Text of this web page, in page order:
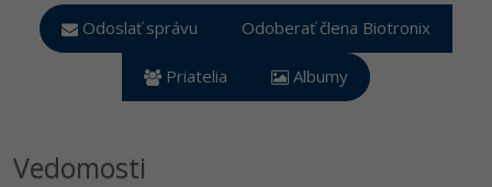
Algoritmy
Umelá inteligencia -10%
Pre deti
Linux a UNIX
Siete
Kybernetická bezpečnost
Elektronický podpis
Video
Odoslať správu Odoberať člena Biotronix
Priatelia Albumy
Vedomosti